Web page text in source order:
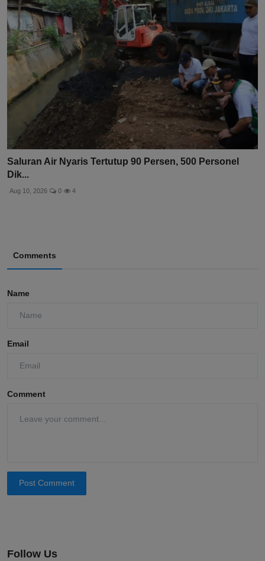
Saluran Air Nyaris Tertutup 90 Persen, 500 Personel
Dik...
Aug 10, 2026 0 4
Comments
Name
Email
Comment
Post Comment
Follow Us